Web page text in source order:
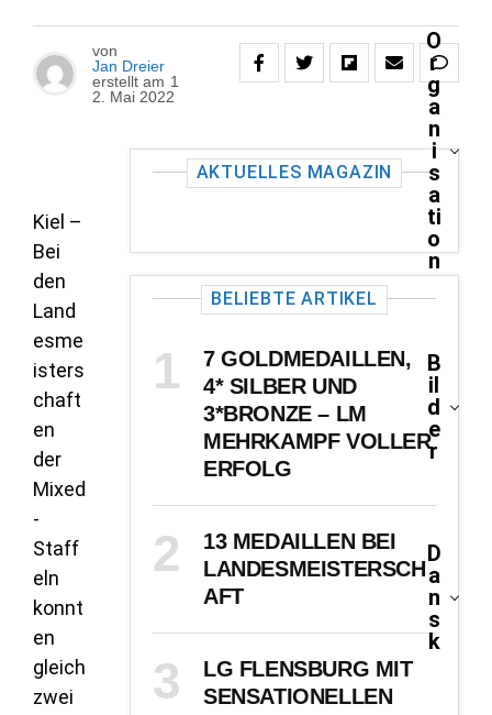
O
r
g
a
n
i
s
a
ti
o
n
B
il
d
e
r
D
a
n
s
k
von
Jan Dreier
erstellt am 1
2. Mai 2022
Kiel –
Bei
den
Land
esme
isters
chaft
en
der
Mixed
-
Staff
eln
konnt
en
gleich
zwei
AKTUELLES MAGAZIN
BELIEBTE ARTIKEL
7 GOLDMEDAILLEN,
4* SILBER UND
3*BRONZE – LM
MEHRKAMPF VOLLER
ERFOLG
13 MEDAILLEN BEI
LANDESMEISTERSCH
AFT
LG FLENSBURG MIT
SENSATIONELLEN